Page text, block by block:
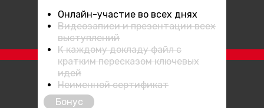
Бонус
Онлайн-участие во всех днях
Видеозаписи и презентации всех
выступлений
К каждому докладу файл с
кратким пересказом ключевых
идей
Неименной сертификат